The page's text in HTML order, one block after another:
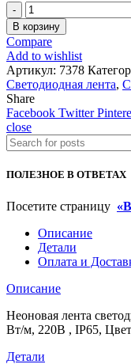
Количество
товара
Неоновая
лента
светодиодная
SMD
220В
2835,
120
LED/
м,
Вт/
220В
IP65,
Цвет:
Оранжевый
В корзину
Compare
Add to wishlist
Артикул: 7378
Светодиодная лента,
Share
Facebook Twitter
close
ПОЛЕЗНОЕ В ОТВЕТАХ
Посетите страницу
Описание
Детали
Оплата и
Описание
Неоновая лента
Вт/м, 220В , IP65,
Детали